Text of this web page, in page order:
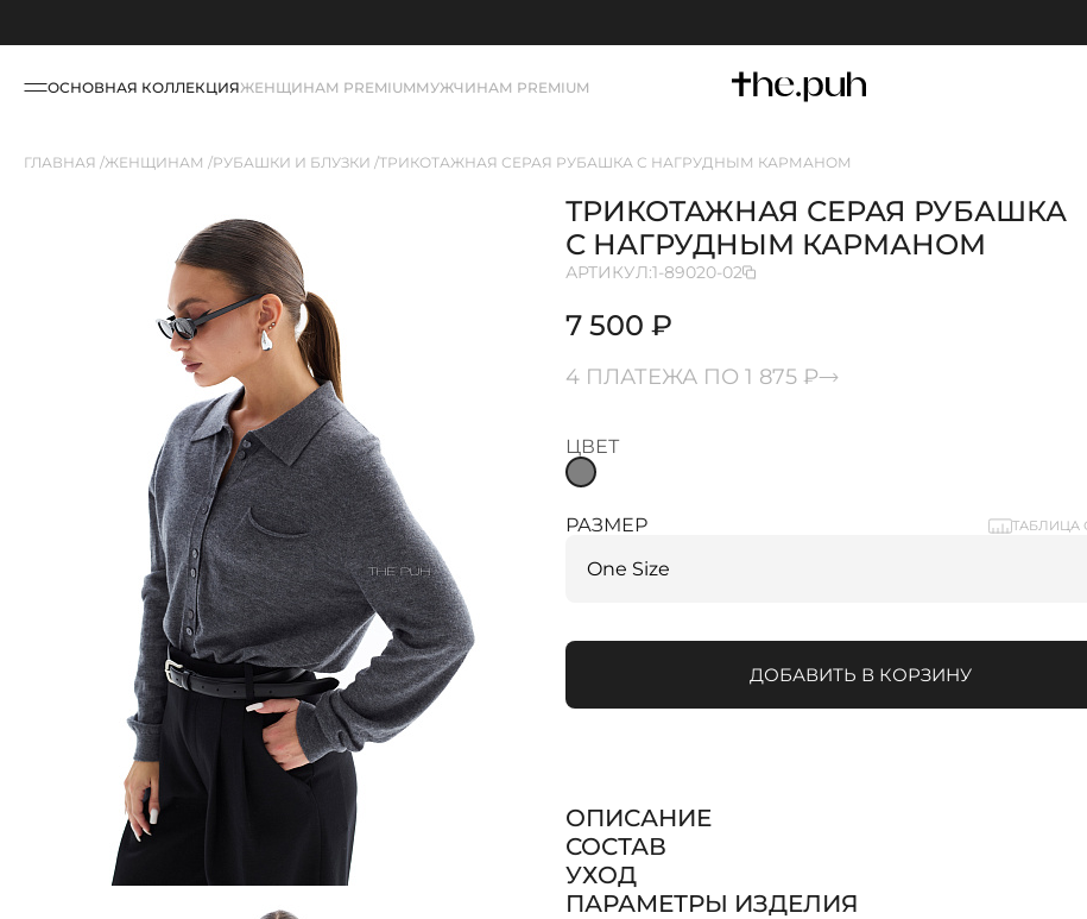
ОСНОВНАЯ КОЛЛЕКЦИЯЖЕНЩИНАМ PREMIUMМУЖЧИНАМ PREMIUM
ГЛАВНАЯ ЖЕНЩИНАМ РУБАШКИ И БЛУЗКИ ТРИКОТАЖНАЯ СЕРАЯ РУБАШКА С НАГРУДНЫМ КАРМАНОМ
ТРИКОТАЖНАЯ СЕРАЯ РУБАШКА
С НАГРУДНЫМ КАРМАНОМ
АРТИКУЛ:1-89020-02
7 500 ₽
4 ПЛАТЕЖА ПО 1 875 ₽
ЦВЕТ
РАЗМЕР ТАБЛИЦА
ДОБАВИТЬ В КОРЗИНУ
ОПИСАНИЕ
СОСТАВ
УХОД
ПАРАМЕТРЫ ИЗДЕЛИЯ